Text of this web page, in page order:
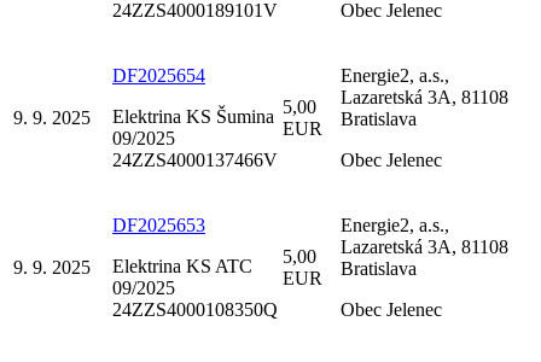
24ZZS4000189101V
Obec Jelenec
9. 9. 2025
DF2025654
Elektrina KS Šumina
09/2025
24ZZS4000137466V
5,00
EUR
Energie2, a.s.,
Lazaretská 3A, 81108
Bratislava
Obec Jelenec
9. 9. 2025
DF2025653
Elektrina KS ATC
09/2025
24ZZS4000108350Q
5,00
EUR
Energie2, a.s.,
Lazaretská 3A, 81108
Bratislava
Obec Jelenec